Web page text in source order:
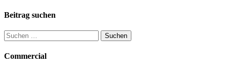
Beitrag suchen
Suchen
nach:
Commercial